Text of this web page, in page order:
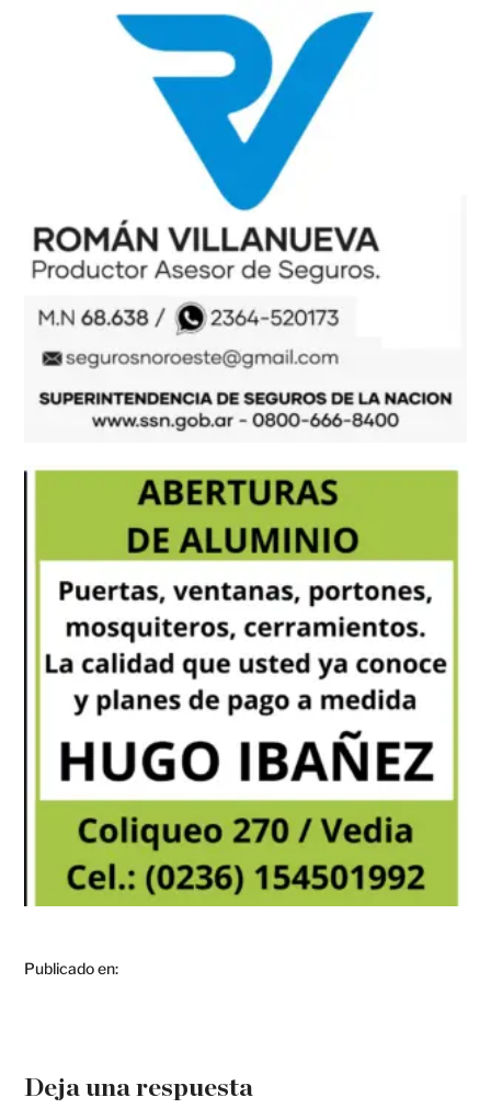
Publicado en:
Deja una respuesta